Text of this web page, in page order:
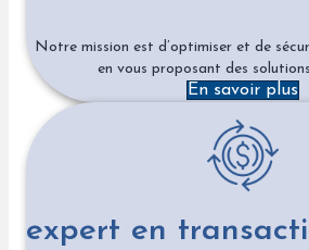
Notre mission est d’optimiser et de
en vous proposant des
En savoir plus
expert en